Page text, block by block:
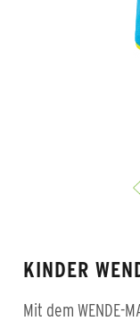
KINDER
Mit dem WENDE-